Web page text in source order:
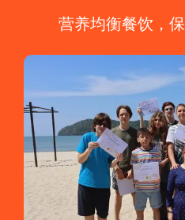
营养均衡餐饮，